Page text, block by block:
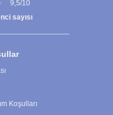
9,5/10
sayısı
Koşulları